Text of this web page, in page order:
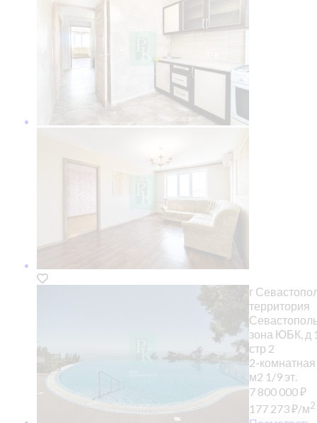
г
территория
зона ЮБК, д
стр 2
2-комнатная
м2 1/9 эт.
7 800 000₽
177 273₽/м2